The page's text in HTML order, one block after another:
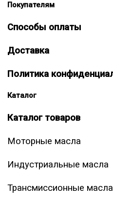
Покупателям
Способы оплаты
Доставка
Политика
Каталог
Каталог товаров
Моторные масла
Индустриальные масла
Трансмиссионные